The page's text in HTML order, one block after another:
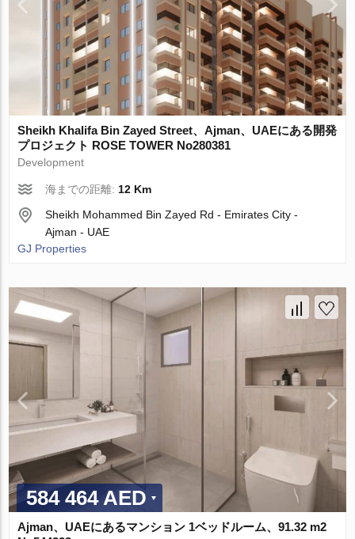
Sheikh Khalifa Bin Zayed Street、Ajman、UAEにある開発
プロジェクト ROSE TOWER No280381
Development
海までの距離:12 Km
Sheikh Mohammed Bin Zayed Rd - Emirates City -
Ajman - UAE
GJ Properties
584 464 AED
Ajman、UAEにあるマンション 1ベッドルーム、91.32 m2